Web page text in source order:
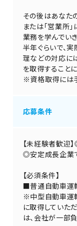
その後はあなた
または「営業所
業務を学んでい
半年ぐらいで、
理などの対応に
を取得すること
※資格取得には
応募条件
【未経験者歓迎
◎安定成長企業
【必須条件】
■普通自動車運
※中型自動車運
に取得していた
は、会社が一部負